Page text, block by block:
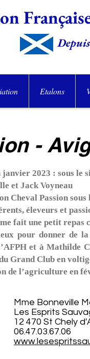
Etalons
-
2023 : sous le
et Jack Voyneau
Cheval Passion sous
éleveurs et
fait une petit
pour donner
et à
Grand Club en
de l’agriculture en
Mme Bonneville
Les Esprits
12 470 St Chely
06.47.03.67.06